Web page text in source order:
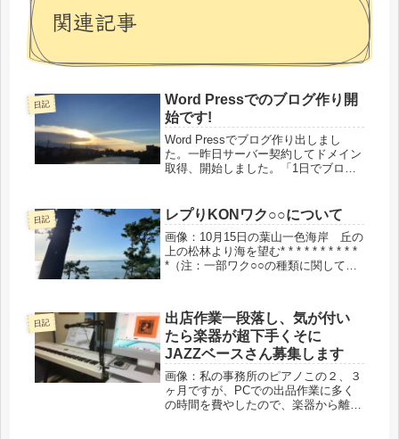
関連記事
日記
Word Pressでのブログ作り開
始です!
Word Pressでブログ作り出しまし
た。一昨日サーバー契約してドメイン
取得、開始しました。「1日でブログ
すが、どの動画も説明が速くて、止め
ては少し戻りまた止めて...
日記 レプりKONワク○○について
画像：10月15日の葉山一色海岸 丘の
上の松林より海を望む* * * * * * * * * *
*（注：一部ワク○○の種類に関して誤
任で判断してくださいませ。とにか
く、自...
日記
出店作業一段落し、気が付い
たら楽器が超下手くそに
JAZZベースさん募集します
画像：私の事務所のピアノこの２、３
ヶ月ですが、PCでの出品作業に多く
の時間を費やしたので、楽器から離れ